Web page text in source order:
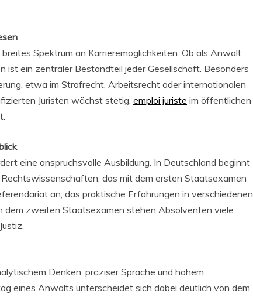
Spektrum an Karrieremöglichkeiten. Ob als Anwalt,
ist ein zentraler Bestandteil jeder Gesellschaft. Besonders
etwa im Strafrecht, Arbeitsrecht oder internationalen
Juristen wächst stetig, emploi juriste im öffentlichen
eine anspruchsvolle Ausbildung. In Deutschland beginnt
das mit dem ersten Staatsexamen
an, das praktische Erfahrungen in verschiedenen
dem zweiten Staatsexamen stehen Absolventen viele
Denken, präziser Sprache und hohem
eines Anwalts unterscheidet sich dabei deutlich von dem